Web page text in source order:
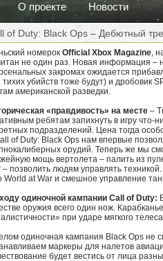
О проекте Новости
of Duty: Black Ops – Дебютный
номерок Official Xbox Magazine,
не один раз. Новая информация –
закромах ожидается
тихих убийств тоже будут) и дробовик
американской разведки.
«правдивость» на месте –
ребятам запихнуть в игру
подразделений. Цена тогда
of Duty: Black Ops нам впервые
орудий. Теперь же мы
мощь вертолета – палить из
– позволить людям управлять
World at War и смешное управление
одиночной кампании Call of Duty:
оружия всего один нож.
при ударе мягкого
одиночная кампания Black Ops не
маркеры для налетов
будет вестись от лица